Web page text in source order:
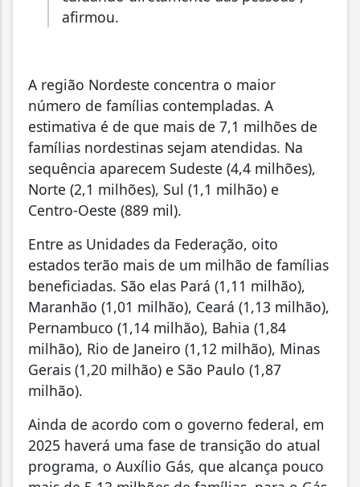
afirmou.
A região Nordeste concentra o maior
número de famílias contempladas. A
estimativa é de que mais de 7,1 milhões de
famílias nordestinas sejam atendidas. Na
sequência aparecem Sudeste (4,4 milhões),
Norte (2,1 milhões), Sul (1,1 milhão) e
Centro-Oeste (889 mil).
Entre as Unidades da Federação, oito
estados terão mais de um milhão de famílias
beneficiadas. São elas Pará (1,11 milhão),
Maranhão (1,01 milhão), Ceará (1,13 milhão),
Pernambuco (1,14 milhão), Bahia (1,84
milhão), Rio de Janeiro (1,12 milhão), Minas
Gerais (1,20 milhão) e São Paulo (1,87
milhão).
Ainda de acordo com o governo federal, em
2025 haverá uma fase de transição do atual
programa, o Auxílio Gás, que alcança pouco